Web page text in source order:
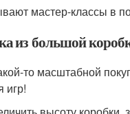
мастер-классы в
из большой
то масштабной
игр!